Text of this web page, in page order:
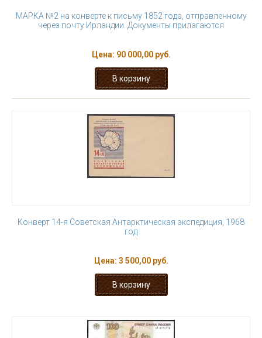
МАРКА №2 на конверте к письму 1852 года, отправленному
через почту Ирландии. Документы прилагаются
Цена: 90 000,00 руб.
Конверт 14-я Советская Антарктическая экспедиция, 1968
год
Цена: 3 500,00 руб.